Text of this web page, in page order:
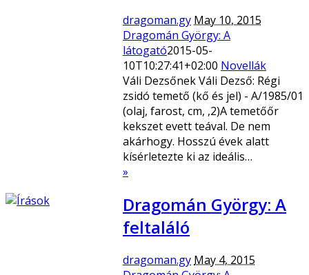
dragoman.gy May 10, 2015
Dragomán György: A
látogató2015-05-
10T10:27:41+02:00 Novellák
Váli Dezsőnek Váli Dezső: Régi
zsidó temető (kő és jel) - A/1985/01
(olaj, farost, cm, ,2)A temetőőr
kekszet evett teával. De nem
akárhogy. Hosszú évek alatt
kísérletezte ki az ideális…
»
Dragomán György: A
feltaláló
dragoman.gy May 4, 2015